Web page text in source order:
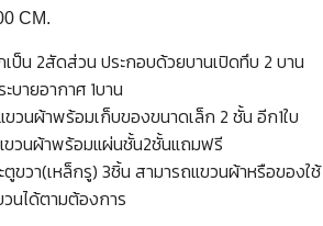
CM.
ป็น 2สัดส่วน ประกอบด้วยบานเปิดทึบ 2 บาน
บายอากาศ 1บาน
วนผ้าพร้อมเก็บของขนาดเล็ก 2 ชั้น อีก1ใบ
ขวนผ้าพร้อมแผ่นชั้น2ชั้นแถมฟรี
ขวา(เหล็กรู) 3ชิ้น สามารถแขวนผ้าหรือของใช้
นได้ตามต้องการ